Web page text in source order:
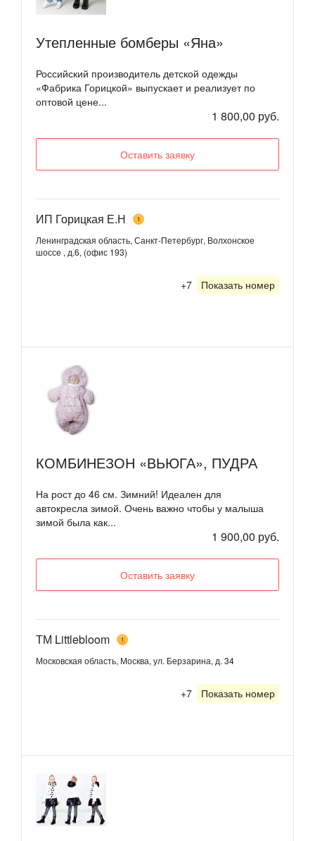
Утепленные бомберы «Яна»
Российский производитель детской одежды
«Фабрика Горицкой» выпускает и реализует по
оптовой цене...
1 800,00 руб.
Оставить заявку
ИП Горицкая Е.Н 1
Ленинградская область, Санкт-Петербург, Волхонское
шоссе , д.6, (офис 193)
+7 Показать номер
КОМБИНЕЗОН «ВЬЮГА», ПУДРА
На рост до 46 см. Зимний! Идеален для
автокресла зимой. Очень важно чтобы у малыша
зимой была как...
1 900,00 руб.
Оставить заявку
ТМ Littlebloom 1
Московская область, Москва, ул. Берзарина, д. 34
+7 Показать номер